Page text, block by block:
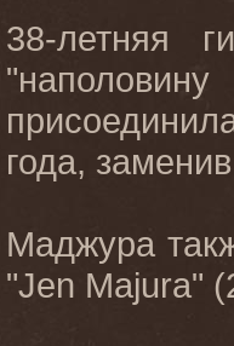
38-летняя
года,
Маджура
"Jen Majura"